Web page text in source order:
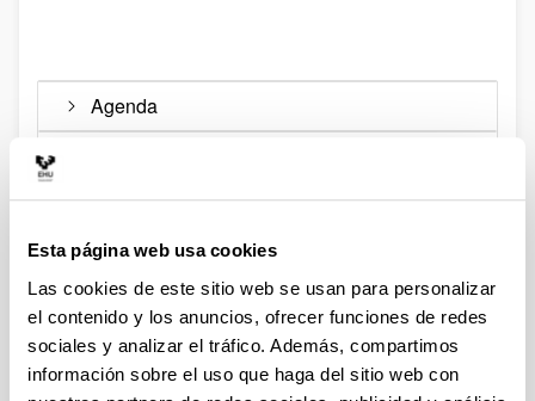
Esta página web usa cookies
Las cookies de este sitio web se usan para personalizar
el contenido y los anuncios, ofrecer funciones de redes
sociales y analizar el tráfico. Además, compartimos
información sobre el uso que haga del sitio web con
Agenda
EHUkultura Araba